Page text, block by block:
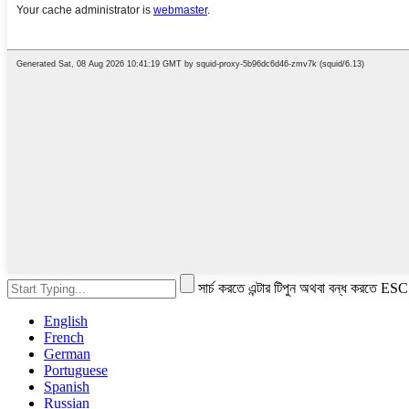
সার্চ করতে এন্টার টিপুন অথবা বন্ধ করতে
English
French
German
Portuguese
Spanish
Russian